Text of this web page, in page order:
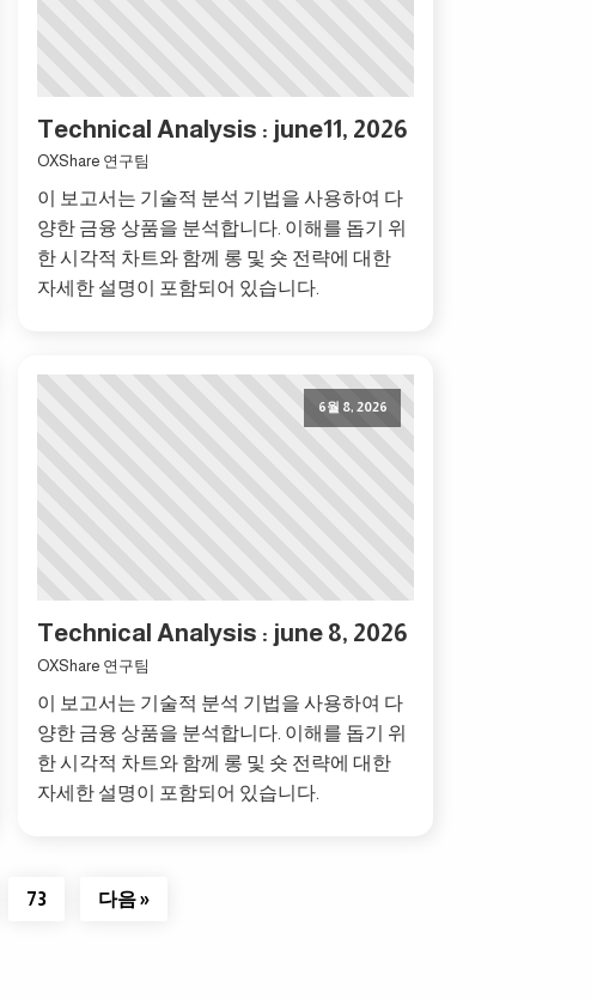
Technical Analysis : june11, 2026
OXShare 연구팀
이 보고서는 기술적 분석 기법을 사용하여 다
양한 금융 상품을 분석합니다. 이해를 돕기 위
한 시각적 차트와 함께 롱 및 숏 전략에 대한
자세한 설명이 포함되어 있습니다.
6월 8, 2026
Technical Analysis : june 8, 2026
OXShare 연구팀
이 보고서는 기술적 분석 기법을 사용하여 다
양한 금융 상품을 분석합니다. 이해를 돕기 위
한 시각적 차트와 함께 롱 및 숏 전략에 대한
자세한 설명이 포함되어 있습니다.
73 다음 »